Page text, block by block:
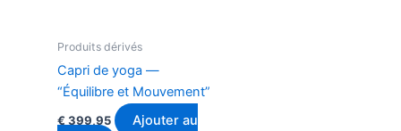
Produits dérivés
Capri de yoga —
“Équilibre et Mouvement”
€ 399,95
Ajouter au